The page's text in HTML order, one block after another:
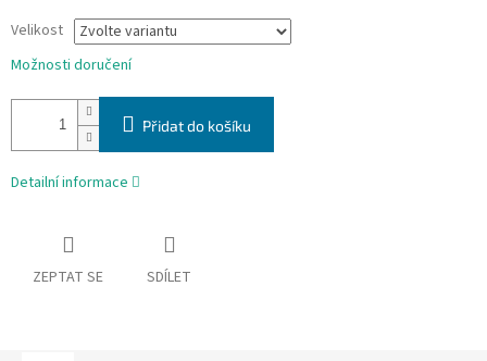
Velikost
Možnosti doručení
Přidat do košíku
Detailní informace
ZEPTAT SE SDÍLET